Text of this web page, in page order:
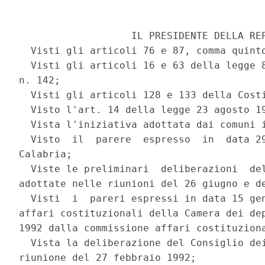
IL PRESIDENTE DELLA
Visti gli articoli 76 e 87, comma
Visti gli articoli 16 e 63 della legge
n. 142;
Visti gli articoli 128 e 133 della
Visto l'art. 14 della legge 23 agosto
Vista l'iniziativa adottata dai comuni
Visto  il  parere  espresso  in  data
Calabria;
Viste le preliminari  deliberazioni
adottate nelle riunioni del 26 giugno e
Visti  i  pareri espressi in data 15
affari costituzionali della Camera dei
1992 dalla commissione affari
Vista la deliberazione del Consiglio
riunione del 27 febbraio 1992;